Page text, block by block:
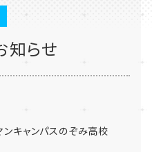
知らせ
キャンパスのぞみ高校